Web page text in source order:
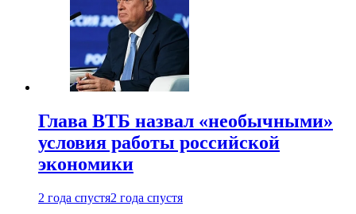
Глава ВТБ назвал «необычными»
условия работы российской
экономики
2 года спустя2 года спустя